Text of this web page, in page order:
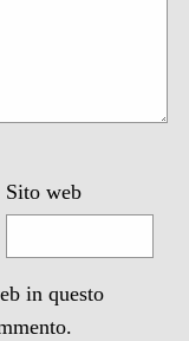
Sito web
in questo